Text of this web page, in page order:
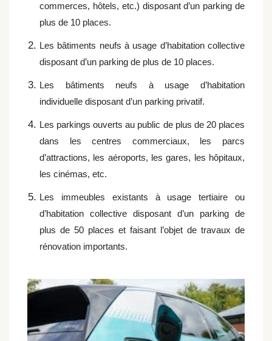
commerces, hôtels, etc.) disposant d’un parking de
plus de 10 places.
Les bâtiments neufs à usage d’habitation collective
disposant d’un parking de plus de 10 places.
Les bâtiments neufs à usage d’habitation
individuelle disposant d’un parking privatif.
Les parkings ouverts au public de plus de 20 places
dans les centres commerciaux, les parcs
d’attractions, les aéroports, les gares, les hôpitaux,
les cinémas, etc.
Les immeubles existants à usage tertiaire ou
d’habitation collective disposant d’un parking de
plus de 50 places et faisant l’objet de travaux de
rénovation importants.